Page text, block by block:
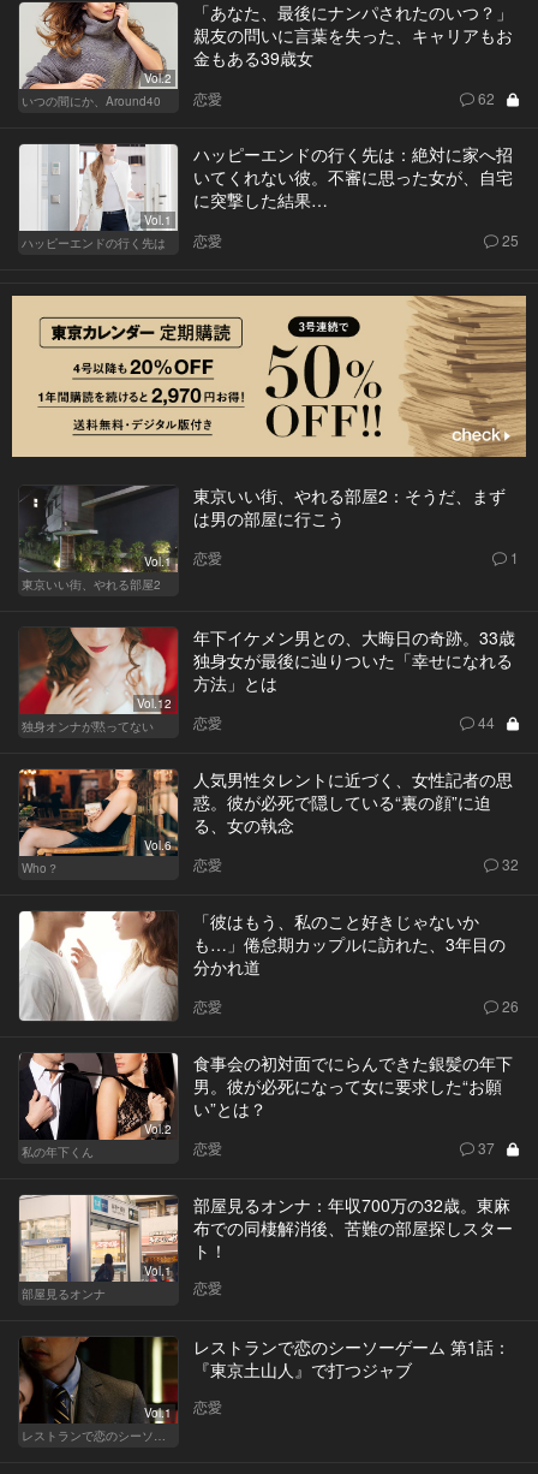
Vol.2
いつの間にか、Around40
「あなた、最後にナンパされたのいつ？」
親友の問いに言葉を失った、キャリアもお
金もある39歳女
恋愛 62
Vol.1
ハッピーエンドの行く先は
ハッピーエンドの行く先は：絶対に家へ招
いてくれない彼。不審に思った女が、自宅
に突撃した結果…
恋愛 25
Vol.1
東京いい街、やれる部屋2
東京いい街、やれる部屋2：そうだ、まず
は男の部屋に行こう
恋愛 1
Vol.12
独身オンナが黙ってない
年下イケメン男との、大晦日の奇跡。33歳
独身女が最後に辿りついた「幸せになれる
方法」とは
恋愛 44
Vol.6
Who？
人気男性タレントに近づく、女性記者の思
惑。彼が必死で隠している“裏の顔”に迫
る、女の執念
恋愛 32
「彼はもう、私のこと好きじゃないか
も…」倦怠期カップルに訪れた、3年目の
分かれ道
恋愛 26
Vol.2
私の年下くん
食事会の初対面でにらんできた銀髪の年下
男。彼が必死になって女に要求した“お願
い”とは？
恋愛 37
Vol.1
部屋見るオンナ
部屋見るオンナ：年収700万の32歳。東麻
布での同棲解消後、苦難の部屋探しスター
ト！
恋愛
Vol.1
レストランで恋のシーソーゲーム 第1話：
『東京土山人』で打つジャブ
恋愛